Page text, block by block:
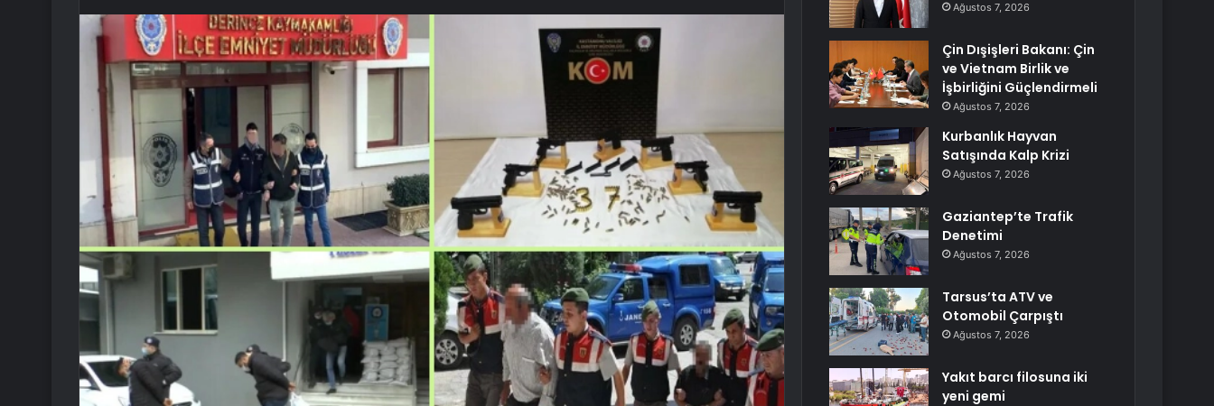
Ağustos 7, 2026
Çin Dışişleri Bakanı: Çin
ve Vietnam Birlik ve
İşbirliğini Güçlendirmeli
Ağustos 7, 2026
Kurbanlık Hayvan
Satışında Kalp Krizi
Ağustos 7, 2026
Gaziantep’te Trafik
Denetimi
Ağustos 7, 2026
Tarsus’ta ATV ve
Otomobil Çarpıştı
Ağustos 7, 2026
Yakıt barcı filosuna iki
yeni gemi